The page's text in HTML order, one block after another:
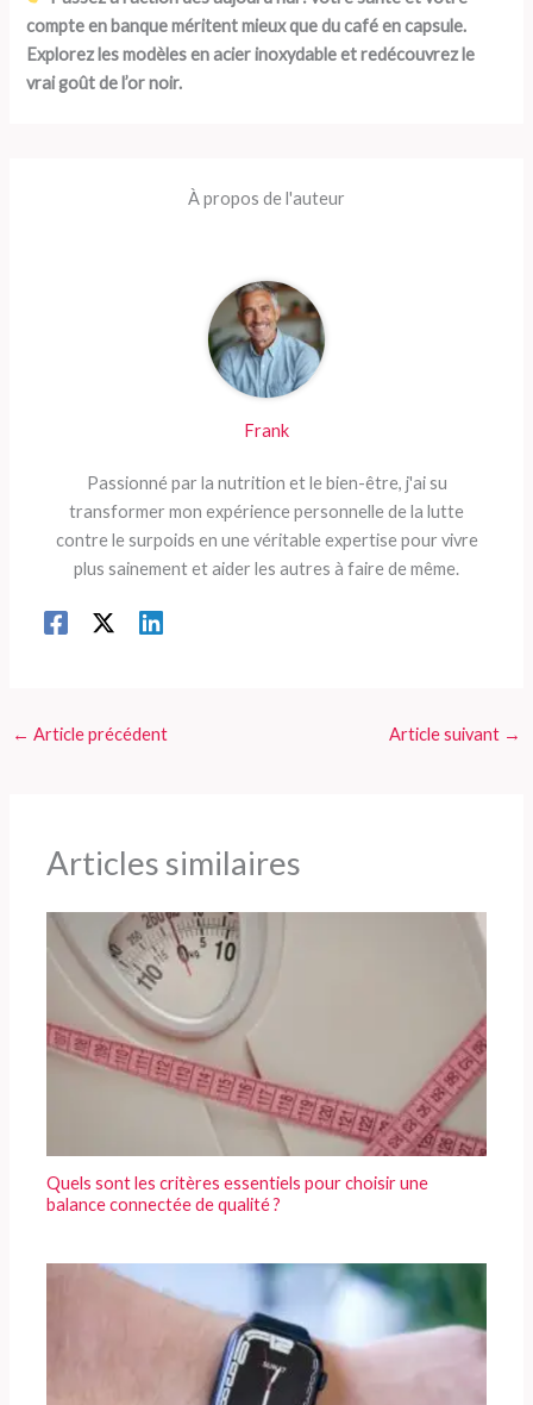
compte en banque méritent mieux que du café en capsule.
Explorez les modèles en acier inoxydable et redécouvrez le
vrai goût de l’or noir.
À propos de l'auteur
Frank
Passionné par la nutrition et le bien-être, j'ai su
transformer mon expérience personnelle de la lutte
contre le surpoids en une véritable expertise pour vivre
plus sainement et aider les autres à faire de même.
← Article précédent Article suivant →
Articles similaires
Quels sont les critères essentiels pour choisir une
balance connectée de qualité ?